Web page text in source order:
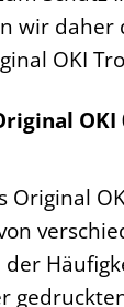
wir daher
OKI
OKI
Original
der